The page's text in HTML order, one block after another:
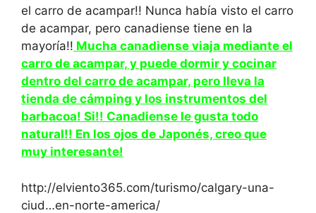
el carro de acampar!! Nunca había visto el carro
de acampar, pero canadiense tiene en la
mayoría!! Mucha canadiense viaja mediante el
carro de acampar, y puede dormir y cocinar
dentro del carro de acampar, pero lleva la
tienda de cámping y los instrumentos del
barbacoa! Si!! Canadiense le gusta todo
natural!! En los ojos de Japonés, creo que
muy interesante!
http://elviento365.com/turismo/calgary-una-
ciud…en-norte-america/